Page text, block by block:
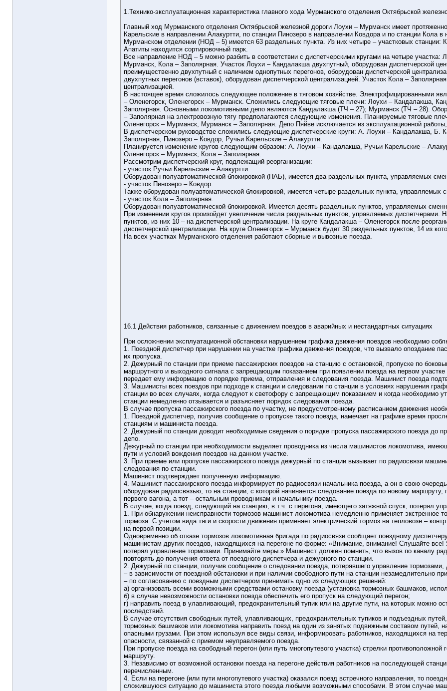
1.Технико-эксплуатационная характеристика главного хода Мурманского отделения Октябрьской
Главный ход Мурманского отделения Октябрьской железной дороги Лоухи – Мурманск имеет
Карельские в направлении Алакуртти, по станции Пинозеро в направлении Ковдора и по станции Кола
Мурманском отделении (НОД – 5) имеется 63 раздельных пункта. Из них четыре – участковых
Апатиты находится сортировочный парк.
Все направление НОД – 5 можно разбить в соответствии с диспетчерскими кругами на четыре
Мурманск, Кола – Заполярная. Участок Лоухи – Кандалакша двухпутный, оборудован диспетчерской
преимущественно двухпутный с наличием однопутных перегонов, оборудован диспетчерской
двухпутных перегонов (вставок), оборудован диспетчерской централизацией. Участок Кола –
централизацией.
В настоящее время сложилось следующее положение в тяговом хозяйстве. Электрофицированными
– Оленегорск, Оленегорск – Мурманск. Сложились следующие тяговые плечи: Лоухи – Кандалакша,
Заполярная. Основными локомотивными депо являются Кандалакша (ТЧ – 27); Мурманск (ТЧ – 28).
– Заполярная на электровозную тягу предполагаются следующие изменения. Планируемые тяговые
Оленегорск – Мурманск, Мурманск – Заполярная. Депо Пяйве исключается из эксплуатационной
В диспетчерском руководстве сложились следующие диспетчерские круги: А. Лоухи – Кандалакша,
Заполярная, Пинозеро – Ковдор, Ручьи Карельские – Алакуртти.
Планируется изменение кругов следующим образом: А. Лоухи – Кандалакша, Ручьи Карельские –
Оленегорск – Мурманск, Кола – Заполярная.
Рассмотрим диспетчерский круг, подлежащий реорганизации:
- участок Ручьи Карельские – Алакуртти.
Оборудован полуавтоматической блокировкой (ПАБ), имеется два раздельных пункта, управляемых
- участок Пинозеро – Ковдор.
Также оборудован полуавтоматической блокировкой, имеется четыре раздельных пункта,
- участок Кола – Заполярная.
Оборудован полуавтоматической блокировкой. Имеется десять раздельных пунктов, управляемых
При изменении кругов произойдет увеличение числа раздельных пунктов, управляемых
пунктов, из них 10 – на диспетчерской централизации. На круге Кандалакша – Оленегорск после
диспетчерской централизации. На круге Оленегорск – Мурманск будет 30 раздельных пунктов, 14 из
На всех участках Мурманского отделения работают сборные и вывозные поезда.
16.1 Действия работников, связанные с движением поездов в аварийных и нестандартных ситуациях
При осложнении эксплуатационной обстановки нарушением графика движения поездов необходимо
1. Поездной диспетчер при нарушении на участке графика движения поездов, что вызвало опоздание
их пропуска.
2. Дежурный по станции при приеме пассажирских поездов на станцию с остановкой, пропуске по
маршрутного и выходного сигнала с запрещающим показанием при появлении поезда на первом
передает ему информацию о порядке приема, отправления и следования поезда. Машинист поезда
3. Машинисты всех поездов при подходе к станции и следовании по станции в условиях нарушения
станции во всех случаях, когда следуют к светофору с запрещающим показанием и когда необходимо
станции немедленно отзывается и разъясняет порядок следования поезда.
В случае пропуска пассажирского поезда по участку, не предусмотренному расписанием движения
1. Поездной диспетчер, получив сообщение о пропуске такого поезда, намечает на графике время
станциям и машиниста поезда.
2. Дежурный по станции доводит необходимые сведения о порядке пропуска пассажирского поезда до
депо.
Дежурный по станции при необходимости выделяет проводника из числа машинистов локомотива,
пути и условий вождения поездов на данном участке.
3. При приеме или пропуске пассажирского поезда дежурный по станции вызывает по радиосвязи
следования по станции.
Машинист подтверждает полученную информацию.
4. Машинист пассажирского поезда информирует по радиосвязи начальника поезда, а он в свою
оборудован радиосвязью, то на станции, с которой начинается следование поезда по новому
первого вагона, а тот – остальным проводникам и начальнику поезда.
В случае, когда поезд, следующий на станцию, в т.ч. с перегона, имеющего затяжной спуск, потерял
1. При обнаружении неисправности тормозов машинист локомотива немедленно применяет
тормоза. С учетом вида тяги и скорости движения применяет электрический тормоз на тепловозе –
на первой позиции.
Одновременно об отказе тормозов локомотивная бригада по радиосвязи сообщает поездному
машинистам других поездов, находящихся на перегоне по форме: «Внимание, внимание! Слушайте
потерял управление тормозами. Принимайте меры.» Машинист должен помнить, что вызов по каналу
повторять до получения ответа от поездного диспетчера и дежурного по станции.
2. Дежурный по станции, получив сообщение о следовании поезда, потерявшего управление
– в зависимости от поездной обстановки и при наличии свободного пути на станции незамедлительно
– по согласованию с поездным диспетчером принимать одно из следующих решений:
а) организовать всеми возможными средствами остановку поезда (установка тормозных башмаков,
б) в случае невозможности остановки поезда обеспечить его пропуск на следующий перегон;
г) направить поезд в улавливающий, предохранительный тупик или на другие пути, на которых можно
последствий.
В случае отсутствия свободных путей, улавливающих, предохранительных тупиков и подъездных
тормозных башмаков или локомотива направить поезд на один из занятых подвижным составом путей,
опасными грузами. При этом используя все виды связи, информировать работников, находящихся на
опасности, связанной с приемом неуправляемого поезда.
При пропуске поезда на свободный перегон (или путь многопутевого участка) стрелки
маршруту.
3. Независимо от возможной остановки поезда на перегоне действия работников на последующей
перечисленным.
4. Если на перегоне (или пути многопутевого участка) оказался поезд встречного направления, то
сложившуюся ситуацию до машиниста этого поезда любыми возможными способами. В этом случае